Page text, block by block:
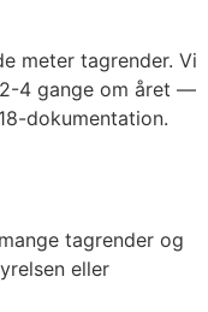
meter tagrender. Vi
4 gange om året —
dokumentation.
tagrender og
eller